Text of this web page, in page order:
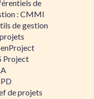
de
: CMMI
de gestion
Project
de projets